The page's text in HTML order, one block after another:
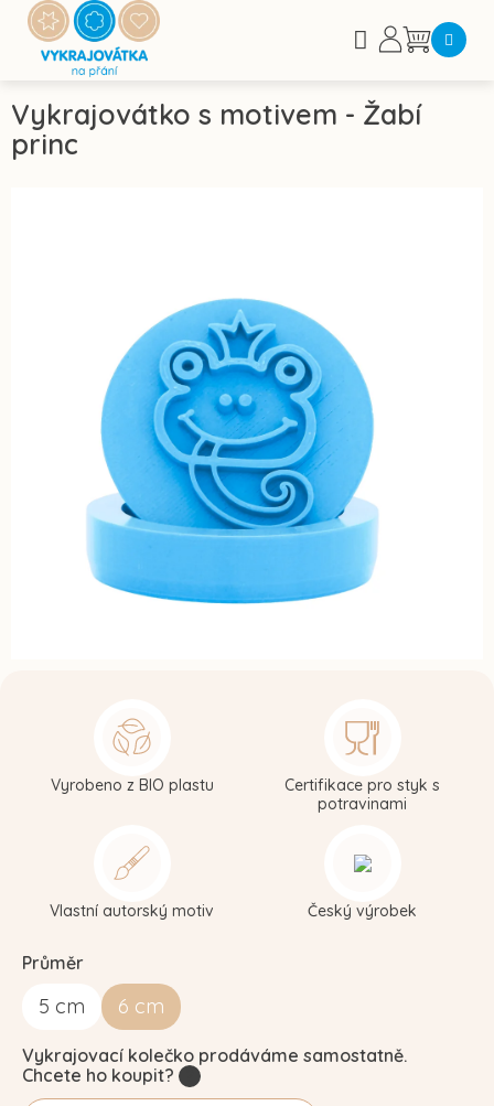
Přejít
obsah
Nákupní
Vykrajovátko s motivem - Žabí
princ
Průměr
5 cm 6 cm
Vyrobeno z BIO plastu
Certifikace pro styk s
potravinami
Vlastní autorský motiv Český výrobek
Vykrajovací kolečko prodáváme samostatně.
Chcete ho koupit?